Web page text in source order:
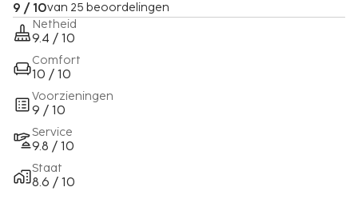
9 / 10van 25 beoordelingen
Netheid
9.4 / 10
Comfort
10 / 10
Voorzieningen
9 / 10
Service
9.8 / 10
Staat
8.6 / 10